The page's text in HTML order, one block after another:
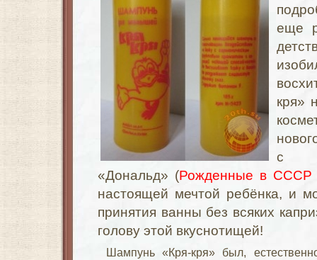
еще
кря»
с
«Дональд» (Рожденные в СССР
настоящей мечтой ребёнка, и
принятия ванны без всяких
голову этой вкуснотищей!
Шампунь «Кря-кря» был,